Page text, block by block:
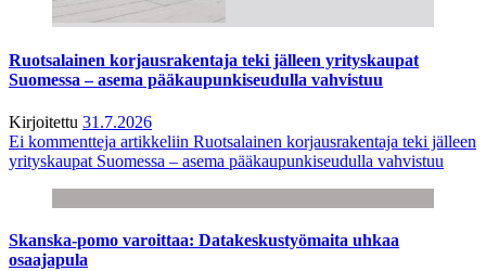
Ruotsalainen korjausrakentaja teki jälleen yrityskaupat
Suomessa – asema pääkaupunkiseudulla vahvistuu
Kirjoitettu 31.7.2026
Ei kommentteja artikkeliin Ruotsalainen korjausrakentaja teki jälleen
yrityskaupat Suomessa – asema pääkaupunkiseudulla vahvistuu
Skanska-pomo varoittaa: Datakeskustyömaita uhkaa
osaajapula